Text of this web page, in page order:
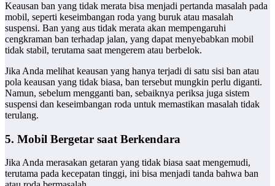
Keausan ban yang tidak merata bisa menjadi pertanda masalah pada
mobil, seperti keseimbangan roda yang buruk atau masalah
suspensi. Ban yang aus tidak merata akan mempengaruhi
cengkraman ban terhadap jalan, yang dapat menyebabkan mobil
tidak stabil, terutama saat mengerem atau berbelok.
Jika Anda melihat keausan yang hanya terjadi di satu sisi ban atau
pola keausan yang tidak biasa, ban tersebut mungkin perlu diganti.
Namun, sebelum mengganti ban, sebaiknya periksa juga sistem
suspensi dan keseimbangan roda untuk memastikan masalah tidak
terulang.
5. Mobil Bergetar saat Berkendara
Jika Anda merasakan getaran yang tidak biasa saat mengemudi,
terutama pada kecepatan tinggi, ini bisa menjadi tanda bahwa ban